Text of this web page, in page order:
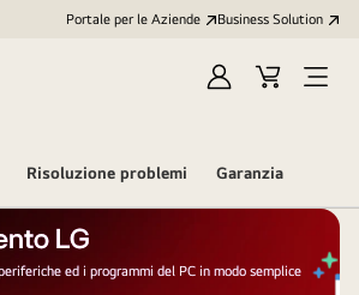
Portale per le Aziende Business Solution
AccediCart
Open
Risoluzione problemi Garanzia
LG
ed i programmi del PC in modo semplice